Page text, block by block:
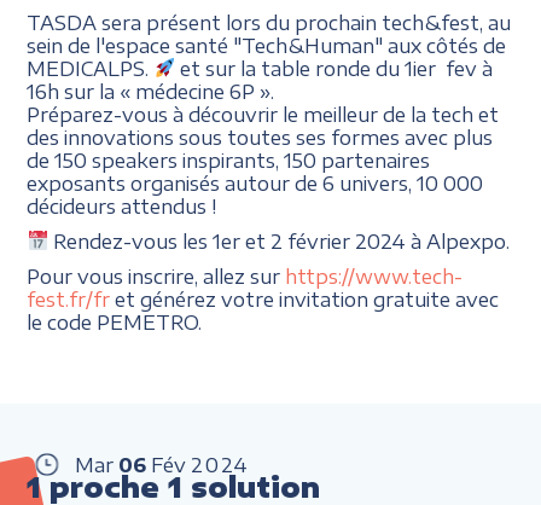
TASDA sera présent lors du prochain tech&fest, au
sein de l'espace santé "Tech&Human" aux côtés de
MEDICALPS.
et sur la table ronde du 1ier fev à
16h sur la « médecine 6P ».
Préparez-vous à découvrir le meilleur de la tech et
des innovations sous toutes ses formes avec plus
de 150 speakers inspirants, 150 partenaires
exposants organisés autour de 6 univers, 10 000
décideurs attendus !
Rendez-vous les 1er et 2 février 2024 à Alpexpo.
Pour vous inscrire, allez sur https://www.tech-
fest.fr/fr et générez votre invitation gratuite avec
le code PEMETRO.
Mar 06 Fév 2024
1 proche 1 solution